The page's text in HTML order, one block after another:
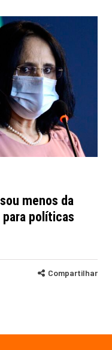
menos da
políticas
Compartilhar